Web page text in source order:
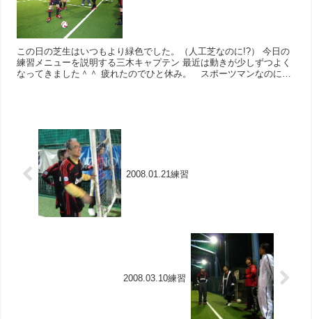
この日の芝生はいつもより緑色でした。（人工芝なのに!?） 今日の
練習メニューを説明する三木キャプテン 最近は動きが少しずつよく
なってきました＾＾ 疲れたのでひと休み。 スポーツマンなのに喫
2008.01.21練習
2008.03.10練習